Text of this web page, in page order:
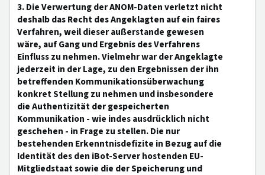
3. Die Verwertung der ANOM-Daten verletzt nicht
deshalb das Recht des Angeklagten auf ein faires
Verfahren, weil dieser außerstande gewesen
wäre, auf Gang und Ergebnis des Verfahrens
Einfluss zu nehmen. Vielmehr war der Angeklagte
jederzeit in der Lage, zu den Ergebnissen der ihn
betreffenden Kommunikationsüberwachung
konkret Stellung zu nehmen und insbesondere
die Authentizität der gespeicherten
Kommunikation - wie indes ausdrücklich nicht
geschehen - in Frage zu stellen. Die nur
bestehenden Erkenntnisdefizite in Bezug auf die
Identität des den iBot-Server hostenden EU-
Mitgliedstaat sowie die der Speicherung und